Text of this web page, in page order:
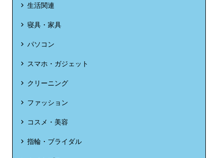
生活関連
寝具・家具
パソコン
スマホ・ガジェット
クリーニング
ファッション
コスメ・美容
指輪・ブライダル